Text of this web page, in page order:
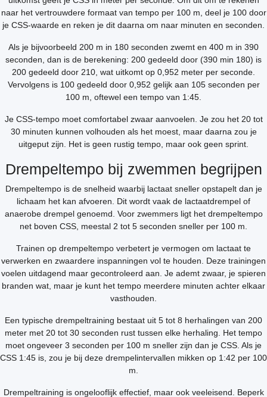
naar het vertrouwdere formaat van tempo per 100 m, deel je 100 door
je CSS-waarde en reken je dit daarna om naar minuten en seconden.
Als je bijvoorbeeld 200 m in 180 seconden zwemt en 400 m in 390
seconden, dan is de berekening: 200 gedeeld door (390 min 180) is
200 gedeeld door 210, wat uitkomt op 0,952 meter per seconde.
Vervolgens is 100 gedeeld door 0,952 gelijk aan 105 seconden per
100 m, oftewel een tempo van 1:45.
Je CSS-tempo moet comfortabel zwaar aanvoelen. Je zou het 20 tot
30 minuten kunnen volhouden als het moest, maar daarna zou je
uitgeput zijn. Het is geen rustig tempo, maar ook geen sprint.
Drempeltempo bij zwemmen begrijpen
Drempeltempo is de snelheid waarbij lactaat sneller opstapelt dan je
lichaam het kan afvoeren. Dit wordt vaak de lactaatdrempel of
anaerobe drempel genoemd. Voor zwemmers ligt het drempeltempo
net boven CSS, meestal 2 tot 5 seconden sneller per 100 m.
Trainen op drempeltempo verbetert je vermogen om lactaat te
verwerken en zwaardere inspanningen vol te houden. Deze trainingen
voelen uitdagend maar gecontroleerd aan. Je ademt zwaar, je spieren
branden wat, maar je kunt het tempo meerdere minuten achter elkaar
vasthouden.
Een typische drempeltraining bestaat uit 5 tot 8 herhalingen van 200
meter met 20 tot 30 seconden rust tussen elke herhaling. Het tempo
moet ongeveer 3 seconden per 100 m sneller zijn dan je CSS. Als je
CSS 1:45 is, zou je bij deze drempelintervallen mikken op 1:42 per 100
m.
Drempeltraining is ongelooflijk effectief, maar ook veeleisend. Beperk